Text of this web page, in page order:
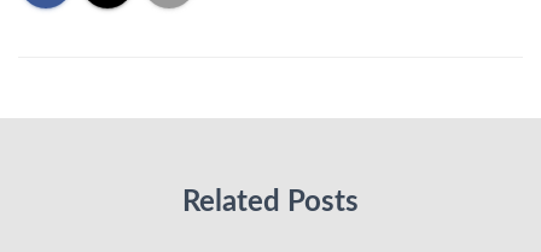
Related Posts